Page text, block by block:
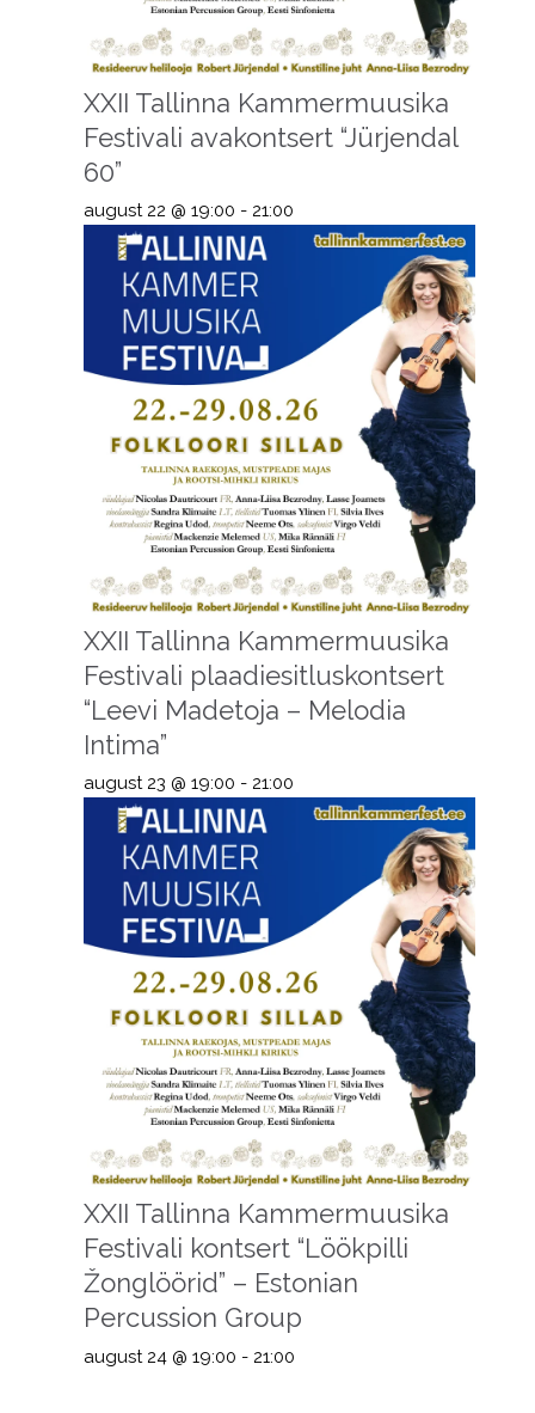
XXII Tallinna Kammermuusika
Festivali avakontsert “Jürjendal
60”
august 22 @ 19:00 - 21:00
XXII Tallinna Kammermuusika
Festivali plaadiesitluskontsert
“Leevi Madetoja – Melodia
Intima”
august 23 @ 19:00 - 21:00
XXII Tallinna Kammermuusika
Festivali kontsert “Löökpilli
Žonglöörid” – Estonian
Percussion Group
august 24 @ 19:00 - 21:00